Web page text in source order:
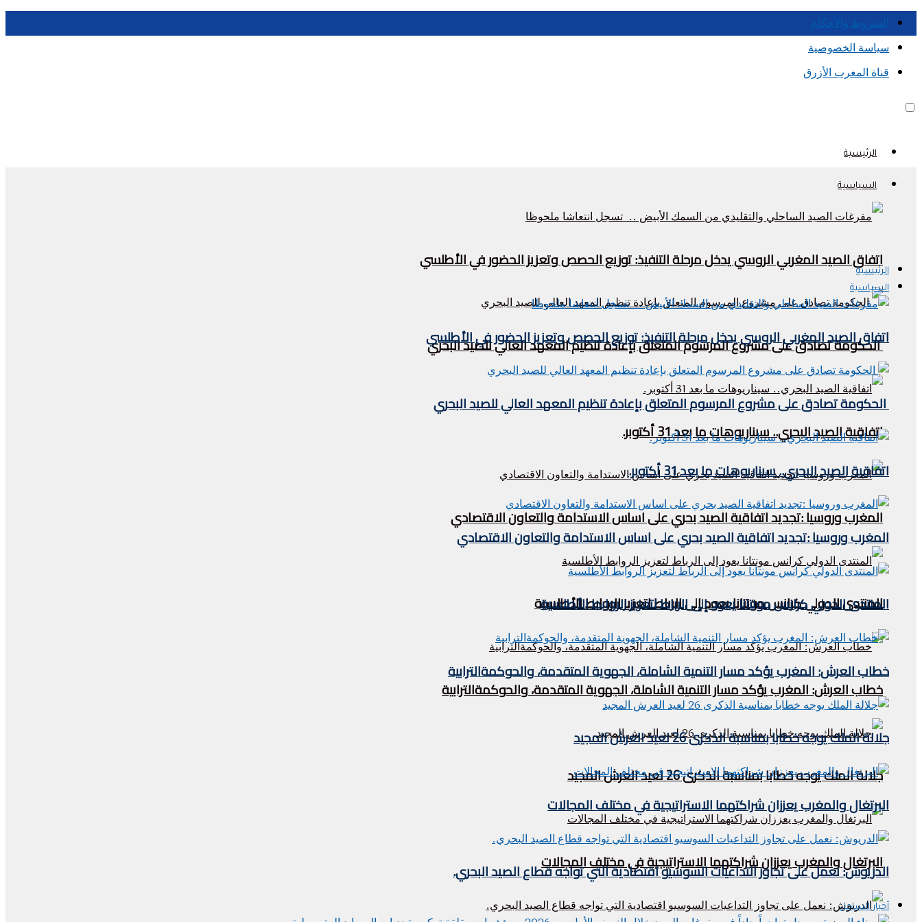
الشروط والأحكام
سياسة الخصوصية
قناة المغرب الأزرق
الرئيسية
السياسية
اتفاق الصيد المغربي الروسي يدخل مرحلة التنفيذ: توزيع الحصص وتعزيز الحضور في الأطلسي
الحكومة تصادق على مشروع المرسوم المتعلق بإعادة تنظيم المعهد العالي للصيد البحري
اتفاقية الصيد البحري.. سيناريوهات ما بعد 31 أكتوبر.
المغرب وروسيا :تجديد اتفاقية الصيد بحري على اساس الاستدامة والتعاون الاقتصادي
المنتدى الدولي كرانس مونتانا يعود إلى الرباط لتعزيز الروابط الأطلسية
خطاب العرش: المغرب يؤكد مسار التنمية الشاملة، الجهوية المتقدمة، والحوكمةالترابية
جلالة الملك يوجه خطابا بمناسبة الذكرى 26 لعيد العرش المجيد
البرتغال والمغرب يعززان شراكتهما الاستراتيجية في مختلف المجالات
الرئيسية
السياسية
اتفاق الصيد المغربي الروسي يدخل مرحلة التنفيذ: توزيع الحصص وتعزيز الحضور في الأطلسي
الحكومة تصادق على مشروع المرسوم المتعلق بإعادة تنظيم المعهد العالي للصيد البحري
اتفاقية الصيد البحري.. سيناريوهات ما بعد 31 أكتوبر.
المغرب وروسيا :تجديد اتفاقية الصيد بحري على اساس الاستدامة والتعاون الاقتصادي
المنتدى الدولي كرانس مونتانا يعود إلى الرباط لتعزيز الروابط الأطلسية
خطاب العرش: المغرب يؤكد مسار التنمية الشاملة، الجهوية المتقدمة، والحوكمةالترابية
جلالة الملك يوجه خطابا بمناسبة الذكرى 26 لعيد العرش المجيد
البرتغال والمغرب يعززان شراكتهما الاستراتيجية في مختلف المجالات
الدريوش: نعمل على تجاوز التداعيات السوسيو اقتصادية التي تواجه قطاع الصيد البحري.
أخبار الساحل